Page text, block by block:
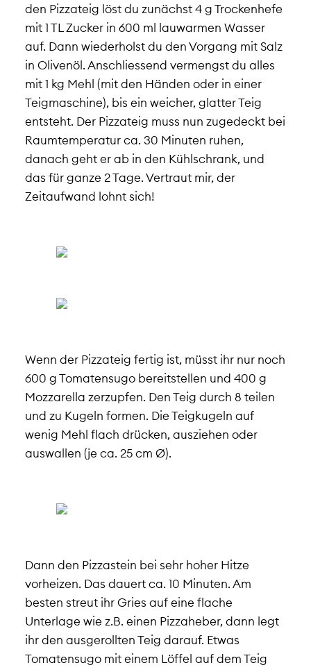
den Pizzateig löst du zunächst 4 g Trockenhefe
mit 1 TL Zucker in 600 ml lauwarmen Wasser
auf. Dann wiederholst du den Vorgang mit Salz
in Olivenöl. Anschliessend vermengst du alles
mit 1 kg Mehl (mit den Händen oder in einer
Teigmaschine), bis ein weicher, glatter Teig
entsteht. Der Pizzateig muss nun zugedeckt bei
Raumtemperatur ca. 30 Minuten ruhen,
danach geht er ab in den Kühlschrank, und
das für ganze 2 Tage. Vertraut mir, der
Zeitaufwand lohnt sich!
Wenn der Pizzateig fertig ist, müsst ihr nur noch
600 g Tomatensugo bereitstellen und 400 g
Mozzarella zerzupfen. Den Teig durch 8 teilen
und zu Kugeln formen. Die Teigkugeln auf
wenig Mehl flach drücken, ausziehen oder
auswallen (je ca. 25 cm Ø).
Dann den Pizzastein bei sehr hoher Hitze
vorheizen. Das dauert ca. 10 Minuten. Am
besten streut ihr Gries auf eine flache
Unterlage wie z.B. einen Pizzaheber, dann legt
ihr den ausgerollten Teig darauf. Etwas
Tomatensugo mit einem Löffel auf dem Teig